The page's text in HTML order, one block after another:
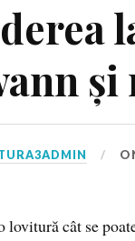
lovitură cât se